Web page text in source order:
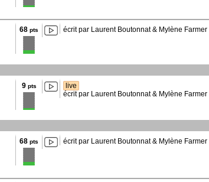
68 pts écrit par Laurent Boutonnat & Mylène Farmer
9pts
live
écrit par Laurent Boutonnat & Mylène Farmer
68 pts écrit par Laurent Boutonnat & Mylène Farmer